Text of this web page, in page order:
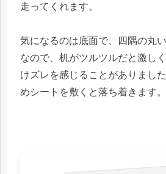
走ってくれます。
気になるのは底面で、四隅の丸
なので、机がツルツルだと激し
けズレを感じることがありまし
めシートを敷くと落ち着きます。